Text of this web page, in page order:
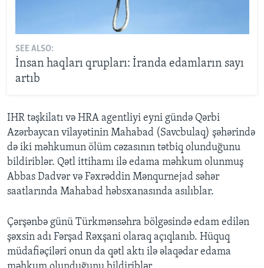
SEE ALSO:
İnsan haqları qrupları: İranda edamların sayı
artıb
IHR təşkilatı və HRA agentliyi eyni gündə Qərbi
Azərbaycan vilayətinin Mahabad (Savcbulaq) şəhərində
də iki məhkumun ölüm cəzasının tətbiq olunduğunu
bildiriblər. Qətl ittihamı ilə edama məhkum olunmuş
Abbas Dadvər və Fəxrəddin Mənqurnejad səhər
saatlarında Mahabad həbsxanasında asılıblar.
Çərşənbə günü Türkmənsəhra bölgəsində edam edilən
şəxsin adı Fərşad Rəxşani olaraq açıqlanıb. Hüquq
müdafiəçiləri onun da qətl aktı ilə əlaqədar edama